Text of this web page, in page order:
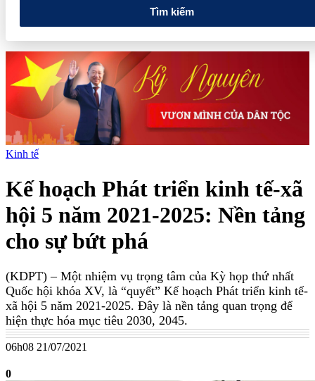
Tìm kiếm
Kinh tế
Kế hoạch Phát triển kinh tế-xã
hội 5 năm 2021-2025: Nền tảng
cho sự bứt phá
(KDPT) – Một nhiệm vụ trọng tâm của Kỳ họp thứ nhất
Quốc hội khóa XV, là “quyết” Kế hoạch Phát triển kinh tế-
xã hội 5 năm 2021-2025. Đây là nền tảng quan trọng để
hiện thực hóa mục tiêu 2030, 2045.
06h08 21/07/2021
0